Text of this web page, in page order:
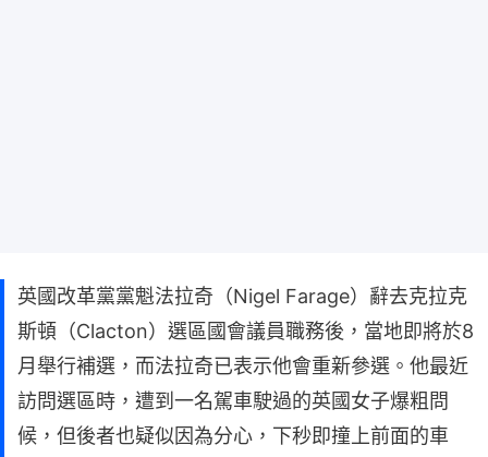
英國改革黨黨魁法拉奇（Nigel Farage）辭去克拉克
斯頓（Clacton）選區國會議員職務後，當地即將於8
月舉行補選，而法拉奇已表示他會重新參選。他最近
訪問選區時，遭到一名駕車駛過的英國女子爆粗問
候，但後者也疑似因為分心，下秒即撞上前面的車